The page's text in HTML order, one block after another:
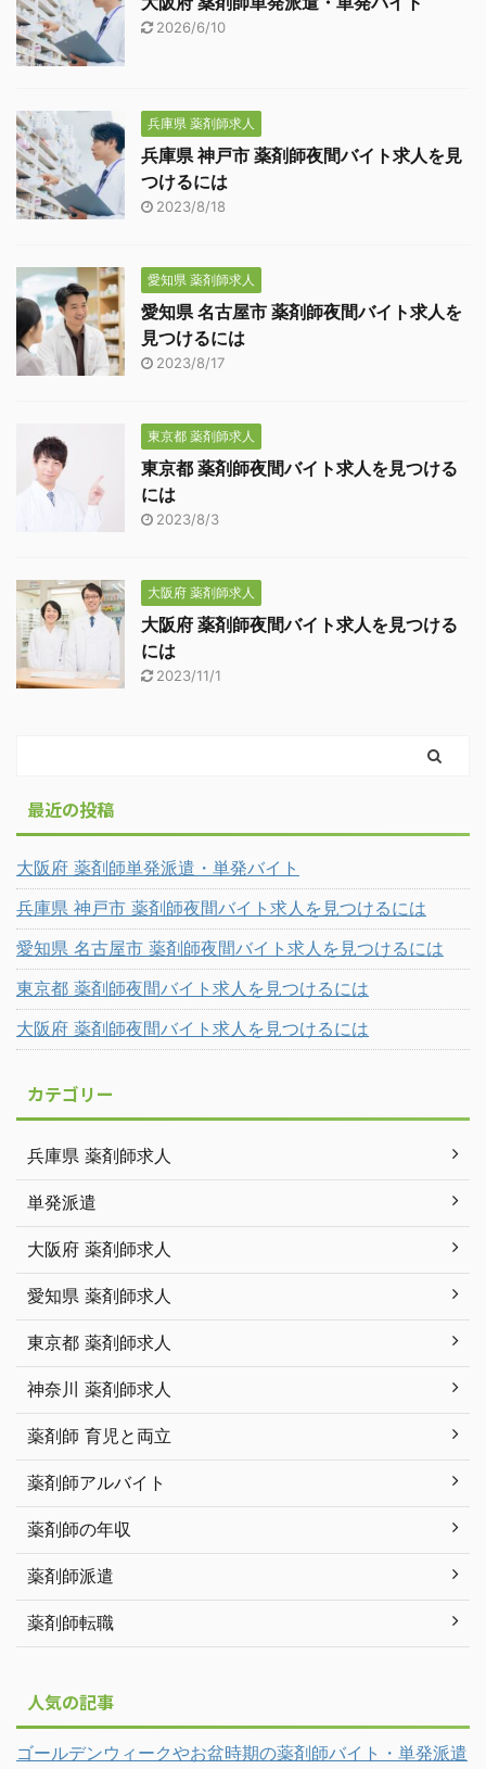
2026/6/10
兵庫県 薬剤師求人
兵庫県 神戸市 薬剤師夜間バイト求人を見
つけるには
2023/8/18
愛知県 薬剤師求人
愛知県 名古屋市 薬剤師夜間バイト求人を
見つけるには
2023/8/17
東京都 薬剤師求人
東京都 薬剤師夜間バイト求人を見つける
には
2023/8/3
大阪府 薬剤師求人
大阪府 薬剤師夜間バイト求人を見つける
には
2023/11/1
最近の投稿
大阪府 薬剤師単発派遣・単発バイト
兵庫県 神戸市 薬剤師夜間バイト求人を見つけるには
愛知県 名古屋市 薬剤師夜間バイト求人を見つけるには
東京都 薬剤師夜間バイト求人を見つけるには
大阪府 薬剤師夜間バイト求人を見つけるには
カテゴリー
兵庫県 薬剤師求人
単発派遣
大阪府 薬剤師求人
愛知県 薬剤師求人
東京都 薬剤師求人
神奈川 薬剤師求人
薬剤師 育児と両立
薬剤師アルバイト
薬剤師の年収
薬剤師派遣
薬剤師転職
人気の記事
ゴールデンウィークやお盆時期の薬剤師バイト・単発派遣